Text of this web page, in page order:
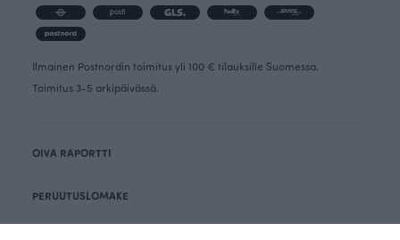
Ilmainen Postnordin toimitus yli 100 € tilauksille Suomessa.
Toimitus 3-5 arkipäivässä.
OIVA RAPORTTI
PERUUTUSLOMAKE